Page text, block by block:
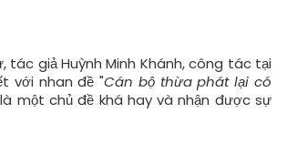
giả Huỳnh Minh Khánh, công tác tại
với nhan đề "Cán bộ thừa phát lại có
một chủ đề khá hay và nhận được sự